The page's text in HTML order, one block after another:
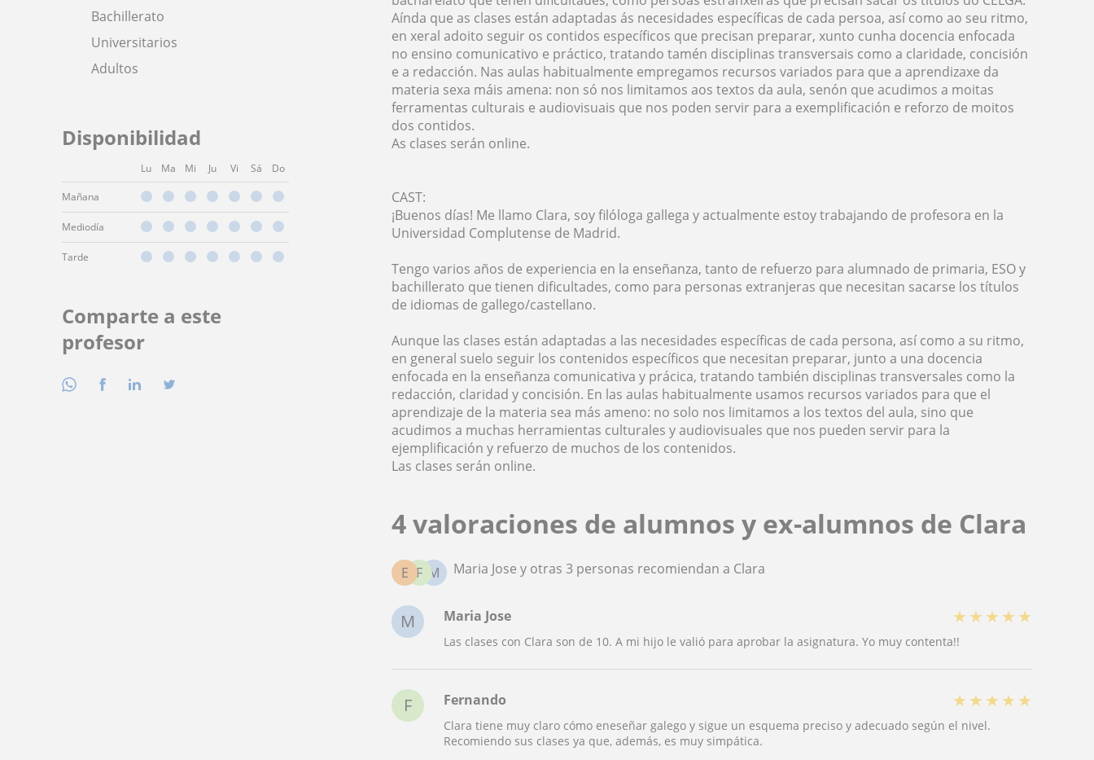
Bachillerato
Universitarios
Adultos
Disponibilidad
Lu Ma Mi Ju Vi Sá Do
Mañana
Mediodía
Tarde
Comparte a este
profesor
Aínda que as clases están adaptadas ás necesidades específicas de cada persoa, así como ao seu ritmo,
en xeral adoito seguir os contidos específicos que precisan preparar, xunto cunha docencia enfocada
no ensino comunicativo e práctico, tratando tamén disciplinas transversais como a claridade, concisión
e a redacción. Nas aulas habitualmente empregamos recursos variados para que a aprendizaxe da
materia sexa máis amena: non só nos limitamos aos textos da aula, senón que acudimos a moitas
ferramentas culturais e audiovisuais que nos poden servir para a exemplificación e reforzo de moitos
dos contidos.
As clases serán online.
CAST:
¡Buenos días! Me llamo Clara, soy filóloga gallega y actualmente estoy trabajando de profesora en la
Universidad Complutense de Madrid.
Tengo varios años de experiencia en la enseñanza, tanto de refuerzo para alumnado de primaria, ESO y
bachillerato que tienen dificultades, como para personas extranjeras que necesitan sacarse los títulos
de idiomas de gallego/castellano.
Aunque las clases están adaptadas a las necesidades específicas de cada persona, así como a su ritmo,
en general suelo seguir los contenidos específicos que necesitan preparar, junto a una docencia
enfocada en la enseñanza comunicativa y prácica, tratando también disciplinas transversales como la
redacción, claridad y concisión. En las aulas habitualmente usamos recursos variados para que el
aprendizaje de la materia sea más ameno: no solo nos limitamos a los textos del aula, sino que
acudimos a muchas herramientas culturales y audiovisuales que nos pueden servir para la
ejemplificación y refuerzo de muchos de los contenidos.
Las clases serán online.
4 valoraciones de alumnos y ex-alumnos de Clara
M
F
E Maria Jose y otras 3 personas recomiendan a Clara
M Maria Jose ★ ★ ★ ★ ★
Las clases con Clara son de 10. A mi hijo le valió para aprobar la asignatura. Yo muy contenta!!
F Fernando ★ ★ ★ ★ ★
Clara tiene muy claro cómo eneseñar galego y sigue un esquema preciso y adecuado según el nivel.
Recomiendo sus clases ya que, además, es muy simpática.